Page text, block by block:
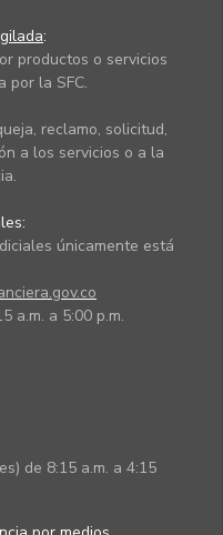
:
productos o servicios
por la SFC.
reclamo, solicitud,
a los servicios o a la
únicamente está
a.m. a 5:00 p.m.
de 8:15 a.m. a 4:15